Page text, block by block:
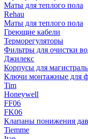
Маты для теплого пола
Rehau
Маты для теплого пола
Греющие кабели
Терморегуляторы
Фильтры для очистки
Джилекс
Корпусы для
Ключи монтажные для
Tim
Honeywell
FF06
FK06
Клапаны понижения
Tiemme